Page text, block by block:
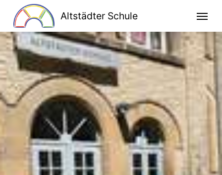
Altstädter Schule
Home
Unsere Schule
Schulprogramm
Klassen
Lesen macht stark
Bildung für nachhaltige Entwicklung